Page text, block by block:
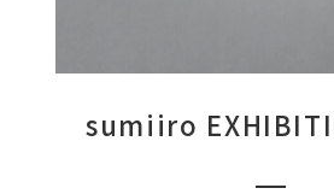
sumiiro